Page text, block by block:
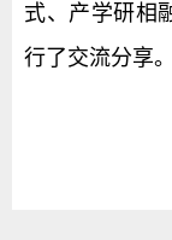
式、产学研相
行了交流分享。